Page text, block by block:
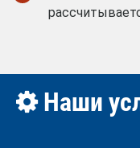
Наши